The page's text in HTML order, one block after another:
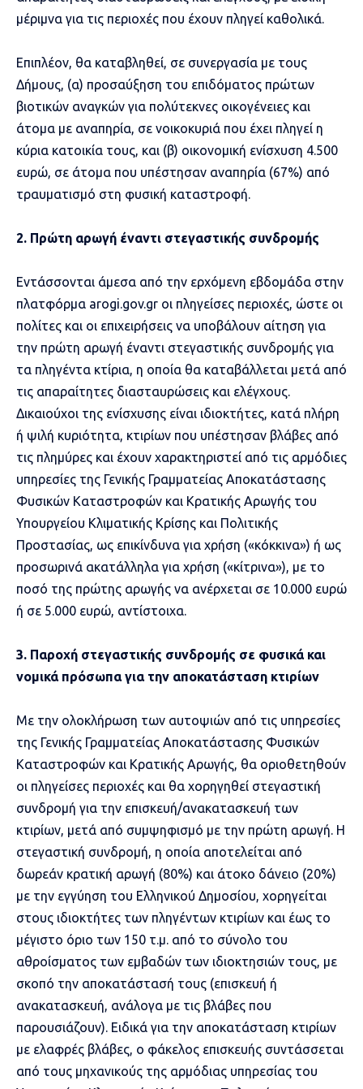
μέριμνα για τις περιοχές που έχουν πληγεί καθολικά.
Επιπλέον, θα καταβληθεί, σε συνεργασία με τους
Δήμους, (α) προσαύξηση του επιδόματος πρώτων
βιοτικών αναγκών για πολύτεκνες οικογένειες και
άτομα με αναπηρία, σε νοικοκυριά που έχει πληγεί η
κύρια κατοικία τους, και (β) οικονομική ενίσχυση 4.500
ευρώ, σε άτομα που υπέστησαν αναπηρία (67%) από
τραυματισμό στη φυσική καταστροφή.
2. Πρώτη αρωγή έναντι στεγαστικής συνδρομής
Εντάσσονται άμεσα από την ερχόμενη εβδομάδα στην
πλατφόρμα arogi.gov.gr οι πληγείσες περιοχές, ώστε οι
πολίτες και οι επιχειρήσεις να υποβάλουν αίτηση για
την πρώτη αρωγή έναντι στεγαστικής συνδρομής για
τα πληγέντα κτίρια, η οποία θα καταβάλλεται μετά από
τις απαραίτητες διασταυρώσεις και ελέγχους.
Δικαιούχοι της ενίσχυσης είναι ιδιοκτήτες, κατά πλήρη
ή ψιλή κυριότητα, κτιρίων που υπέστησαν βλάβες από
τις πλημύρες και έχουν χαρακτηριστεί από τις αρμόδιες
υπηρεσίες της Γενικής Γραμματείας Αποκατάστασης
Φυσικών Καταστροφών και Κρατικής Αρωγής του
Υπουργείου Κλιματικής Κρίσης και Πολιτικής
Προστασίας, ως επικίνδυνα για χρήση («κόκκινα») ή ως
προσωρινά ακατάλληλα για χρήση («κίτρινα»), με το
ποσό της πρώτης αρωγής να ανέρχεται σε 10.000 ευρώ
ή σε 5.000 ευρώ, αντίστοιχα.
3. Παροχή στεγαστικής συνδρομής σε φυσικά και
νομικά πρόσωπα για την αποκατάσταση κτιρίων
Με την ολοκλήρωση των αυτοψιών από τις υπηρεσίες
της Γενικής Γραμματείας Αποκατάστασης Φυσικών
Καταστροφών και Κρατικής Αρωγής, θα οριοθετηθούν
οι πληγείσες περιοχές και θα χορηγηθεί στεγαστική
συνδρομή για την επισκευή/ανακατασκευή των
κτιρίων, μετά από συμψηφισμό με την πρώτη αρωγή. Η
στεγαστική συνδρομή, η οποία αποτελείται από
δωρεάν κρατική αρωγή (80%) και άτοκο δάνειο (20%)
με την εγγύηση του Ελληνικού Δημοσίου, χορηγείται
στους ιδιοκτήτες των πληγέντων κτιρίων και έως το
μέγιστο όριο των 150 τ.μ. από το σύνολο του
αθροίσματος των εμβαδών των ιδιοκτησιών τους, με
σκοπό την αποκατάστασή τους (επισκευή ή
ανακατασκευή, ανάλογα με τις βλάβες που
παρουσιάζουν). Ειδικά για την αποκατάσταση κτιρίων
με ελαφρές βλάβες, ο φάκελος επισκευής συντάσσεται
από τους μηχανικούς της αρμόδιας υπηρεσίας του